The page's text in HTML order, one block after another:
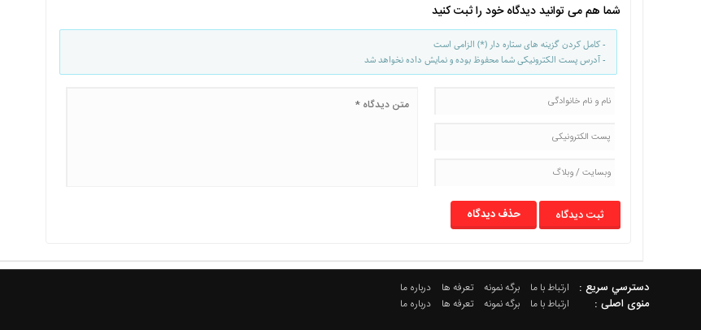
شما هم می توانید دیدگاه خود را ثبت کنید
- کامل کردن گزینه های ستاره دار (*) الزامی است
- آدرس پست الکترونیکی شما محفوظ بوده و نمایش داده نخواهد شد
حذف دیدگاه
دسترسي سريع : ارتباط با ما برگه نمونه تعرفه ها درباره ما
منوی اصلی : ارتباط با ما برگه نمونه تعرفه ها درباره ما